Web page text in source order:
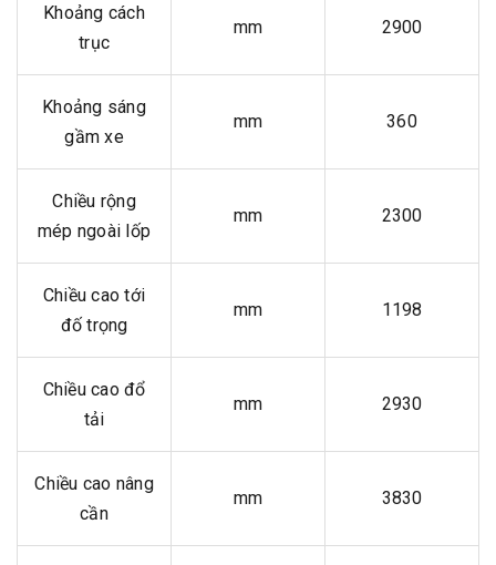
Khoảng cách
trục
mm 2900
Khoảng sáng
gầm xe
mm 360
Chiều rộng
mép ngoài lốp
mm 2300
Chiều cao tới
đố trọng
mm 1198
Chiều cao đổ
tải
mm 2930
Chiều cao nâng
cần
mm 3830